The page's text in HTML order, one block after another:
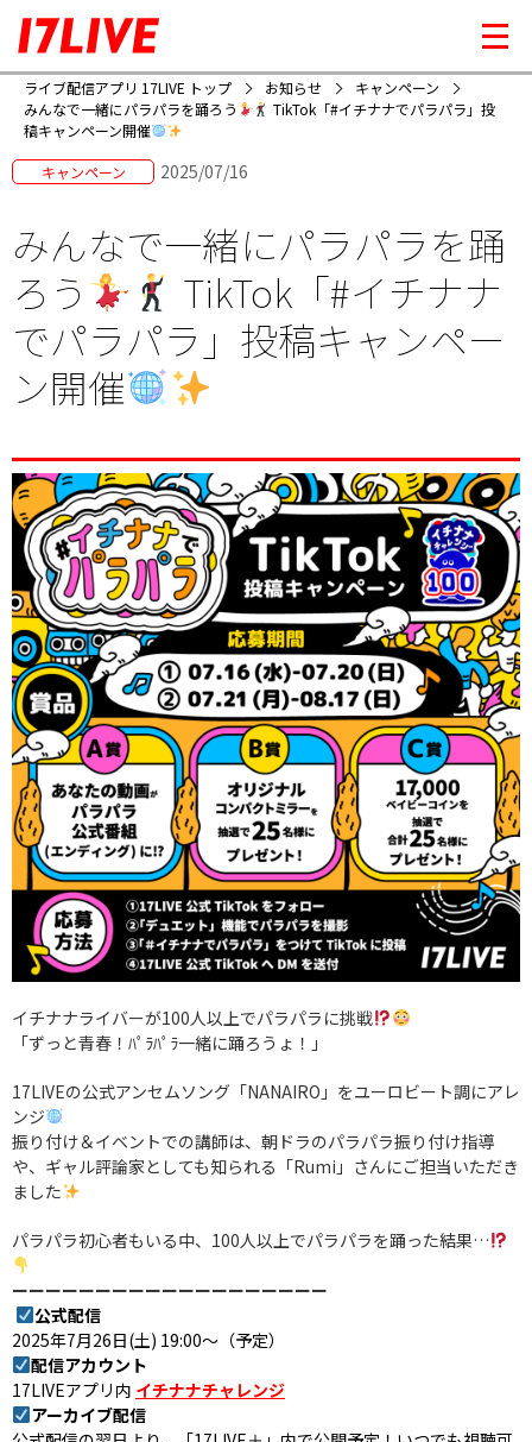
ライブ配信アプリ 17LIVE トップ お知らせ
キャンペーン
みんなで一緒にパラパラを踊ろう
TikTok「#イチナナでパラパラ」投
稿キャンペーン開催
キャンペーン 2025/07/16
みんなで一緒にパラパラを踊
ろう
TikTok「#イチナナ
でパラパラ」投稿キャンペー
ン開催
イチナナライバーが100人以上でパラパラに挑戦
「ずっと青春！ﾊﾟﾗﾊﾟﾗ一緒に踊ろうょ！」
17LIVEの公式アンセムソング「NANAIRO」をユーロビート調にアレ
ンジ
振り付け＆イベントでの講師は、朝ドラのパラパラ振り付け指導
や、ギャル評論家としても知られる「Rumi」さんにご担当いただき
ました
パラパラ初心者もいる中、100人以上でパラパラを踊った結果…
ーーーーーーーーーーーーーーーーーーー
公式配信
2025年7月26日(土) 19:00〜（予定）
配信アカウント
17LIVEアプリ内 イチナナチャレンジ
アーカイブ配信